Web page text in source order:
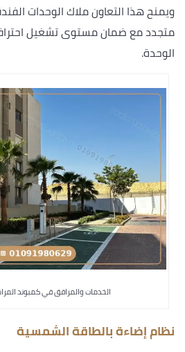
ويمنح هذا التعاون ملاك الوحدات
متجدد مع ضمان مستوى تشغيل
الوحدة.
الخدمات والمرافق في كمبوند
نظام إضاءة بالطاقة الشمسية